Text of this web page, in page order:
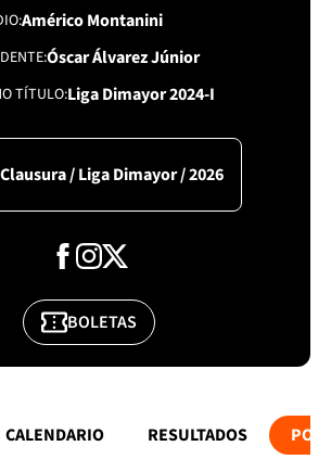
Américo Montanini
Óscar Álvarez Júnior
TÍTULOLiga Dimayor 2024-I
Clausura / Liga Dimayor / 2026
BOLETAS
CALENDARIO RESULTADOS